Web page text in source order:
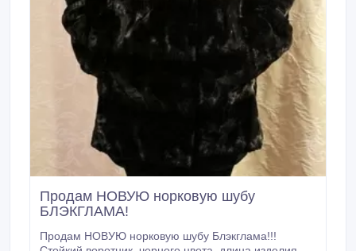
Продам НОВУЮ норковую шубу
БЛЭКГЛАМА!
Продам НОВУЮ норковую шубу Блэкглама!!!